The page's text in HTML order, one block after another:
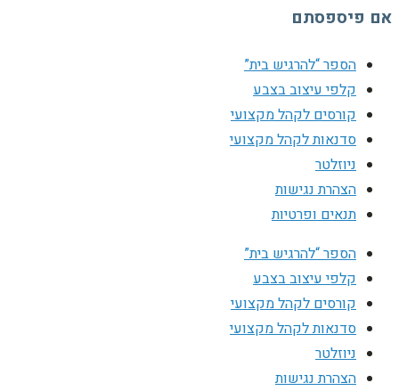
אם פיספסתם
הספר “להרגיש בית”
קלפי עיצוב בצבע
קורסים לקהל מקצועי
סדנאות לקהל מקצועי
ניוזלטר
הצהרת נגישות
תנאים ופרטיות
הספר “להרגיש בית”
קלפי עיצוב בצבע
קורסים לקהל מקצועי
סדנאות לקהל מקצועי
ניוזלטר
הצהרת נגישות